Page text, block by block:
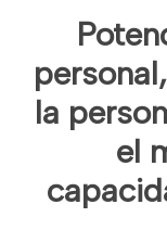
la
el